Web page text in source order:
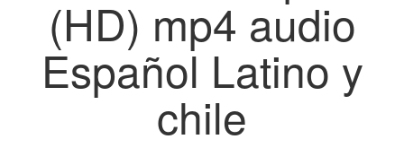
(HD) mp4 audio
Español Latino y
chile